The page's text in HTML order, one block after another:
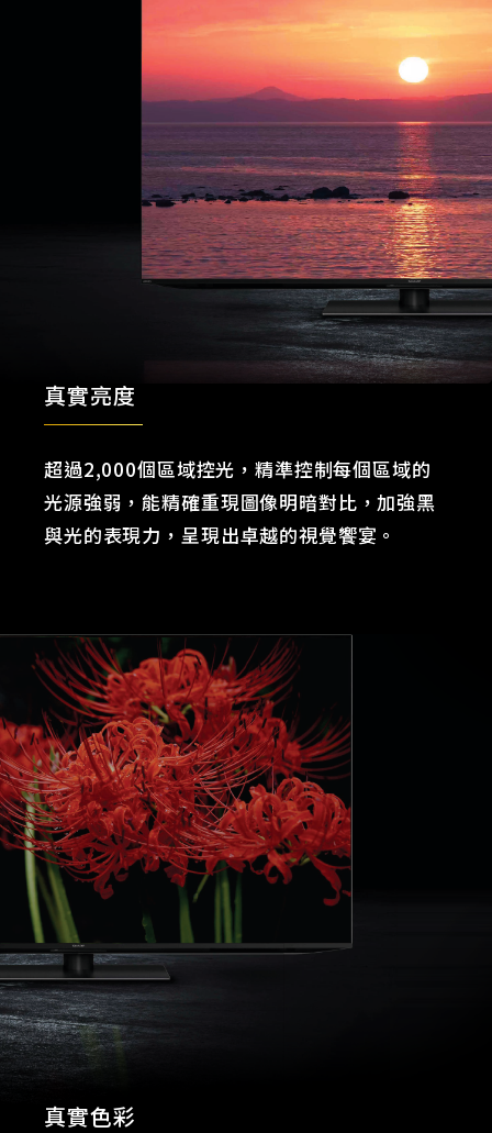
真實亮度
超過2,000個區域控光，精準控制每個區域的
光源強弱，能精確重現圖像明暗對比，加強黑
與光的表現力，呈現出卓越的視覺饗宴。
真實色彩